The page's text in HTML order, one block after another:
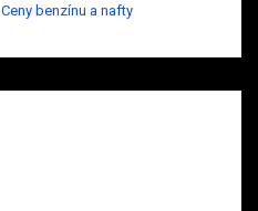
Ceny benzínu a nafty